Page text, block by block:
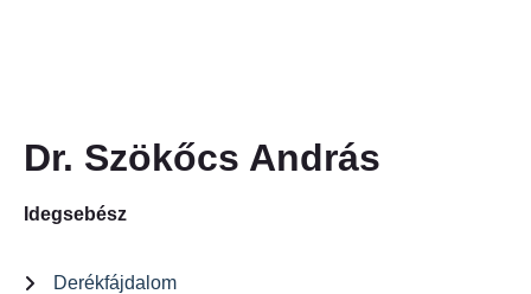
Dr. Szökőcs András
Idegsebész
Derékfájdalom